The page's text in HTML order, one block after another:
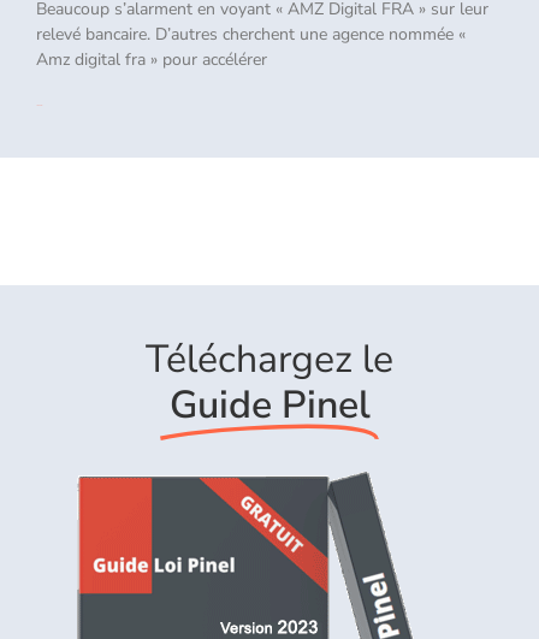
Beaucoup s’alarment en voyant « AMZ Digital FRA » sur leur
relevé bancaire. D’autres cherchent une agence nommée «
Amz digital fra » pour accélérer
Téléchargez le
Guide Pinel